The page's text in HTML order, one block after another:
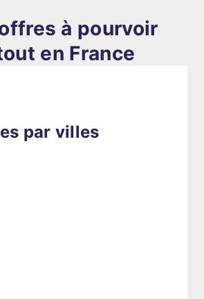
à pourvoir
en France
par villes